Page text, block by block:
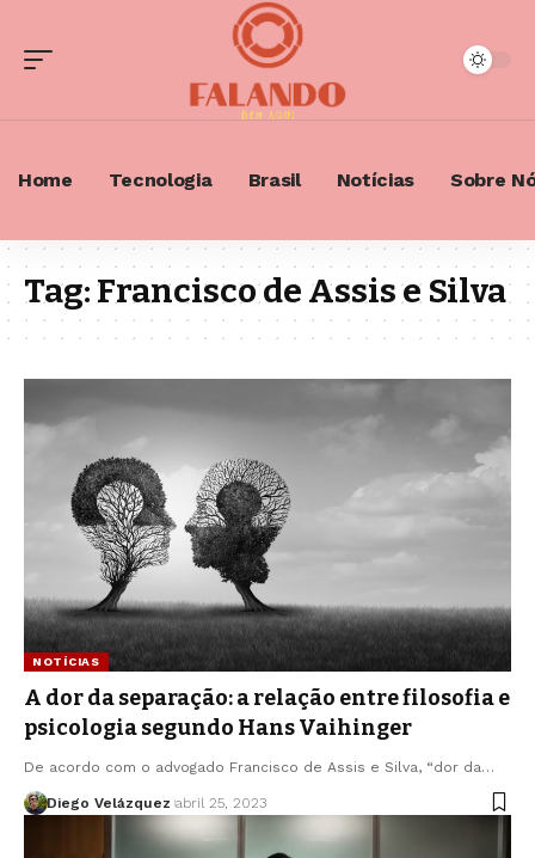
Home Tecnologia Brasil Notícias Sobre
Tag:Francisco de Assis e Silva
NOTÍCIAS
A dor da separação: a relação entre filosofia e
psicologia segundo Hans Vaihinger
De acordo com o advogado Francisco de Assis e Silva, “dor da…
Diego Velázquez abril 25, 2023